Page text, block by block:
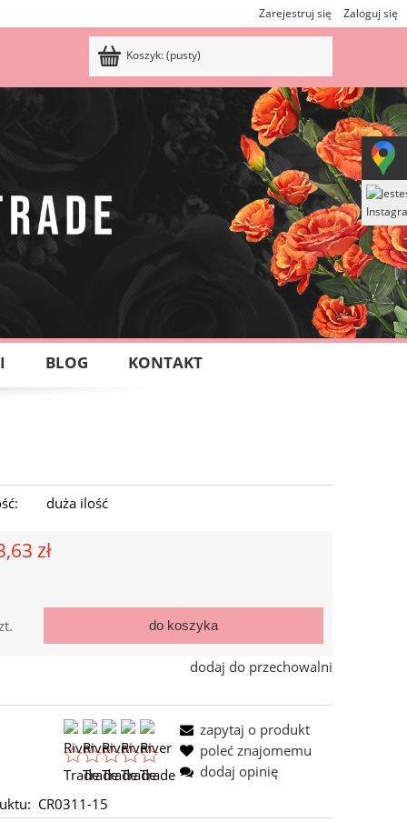
Zarejestruj się Zaloguj się
Koszyk:(pusty)
BLOG KONTAKT
duża ilość
zł
do koszyka
dodaj do przechowalni
CR0311-15
zapytaj o produkt
poleć znajomemu
dodaj opinię